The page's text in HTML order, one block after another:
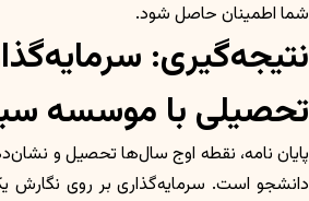
شما اطمینان حاصل شود.
نتیجه‌گیری:
تحصیلی با موسسه
پایان نامه، نقطه اوج سال‌ها تحصیل و
دانشجو است. سرمایه‌گذاری بر روی نگارش